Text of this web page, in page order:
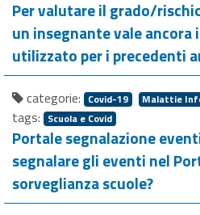
Per valutare il grado/
un insegnante vale
utilizzato per i precedenti
categorie: Covid-19 Malattie
tags: Scuola e Covid
Portale segnalazione
segnalare gli eventi nel
sorveglianza scuole?